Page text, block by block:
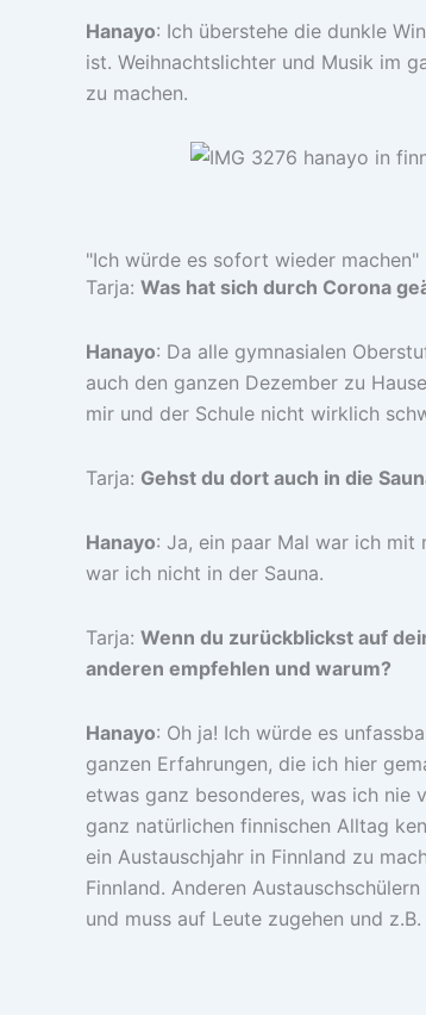
Hanayo: Ich überstehe die dunkle
ist. Weihnachtslichter und Musik im
zu machen.
"Ich würde es sofort wieder machen"
Tarja: Was hat sich durch Corona
Hanayo: Da alle gymnasialen
auch den ganzen Dezember zu
mir und der Schule nicht wirklich
Tarja: Gehst du dort auch in die
Hanayo: Ja, ein paar Mal war ich mit
war ich nicht in der Sauna.
Tarja: Wenn du zurückblickst auf
anderen empfehlen und warum?
Hanayo: Oh ja! Ich würde es
ganzen Erfahrungen, die ich hier
etwas ganz besonderes, was ich nie
ganz natürlichen finnischen Alltag
ein Austauschjahr in Finnland zu
Finnland. Anderen
und muss auf Leute zugehen und